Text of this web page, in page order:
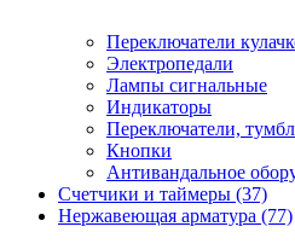
Переключатели
Электропедали
Лампы сигнальные
Индикаторы
Переключатели,
Кнопки
Антивандальное
Счетчики и таймеры (37)
Нержавеющая арматура (77)